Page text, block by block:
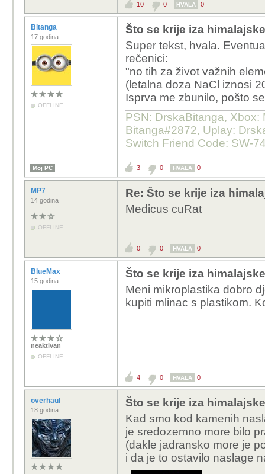
10 0 HVALA 0
Bitanga
17 godina
OFFLINE
Što se krije iza
Super tekst, hvala.
rečenici:
"no tih za život važnih
(letalna doza NaCl iznosi
Isprva me zbunilo, pošto
PSN: DrskaBitanga, Xbox:
Bitanga#2872, Uplay:
Switch Friend Code: SW-
Moj PC 3 0 HVALA 0
MP7
14 godina
OFFLINE
Re: Što se krije iza
Medicus cuRat
0 0 HVALA 0
BlueMax
15 godina
neaktivan
OFFLINE
Što se krije iza
Meni mikroplastika dobro
kupiti mlinac s plastikom.
4 0 HVALA 0
overhaul
18 godina
Što se krije iza
Kad smo kod kamenih
je sredozemno more bilo
(dakle jadransko more je
i da je to ostavilo naslage